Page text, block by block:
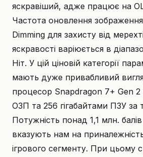
яскравіший, адже працює на
Частота оновлення
Dimming для захисту від
яскравості варіюється в
Ніт. У цій ціновій категорії
мають дуже привабливий
процесор Snapdragon 7+ Gen 2
ОЗП та 256 гігабайтами ПЗУ за
Потужність понад 1,1 млн.
вказують нам на
ігрового сегменту. При цьому